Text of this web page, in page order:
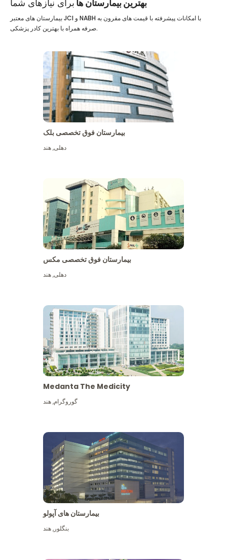
بهترین بیمارستان ها برای نیازهای شما
بیمارستان های معتبر JCI و NABH با امکانات پیشرفته با قیمت های مقرون به
صرفه همراه با بهترین کادر پزشکی.
بیمارستان فوق تخصصی بلک
دهلی,هند
بیمارستان فوق تخصصی مکس
دهلی,هند
Medanta The Medicity
گوروگرام,هند
بیمارستان های آپولو
بنگلور,هند